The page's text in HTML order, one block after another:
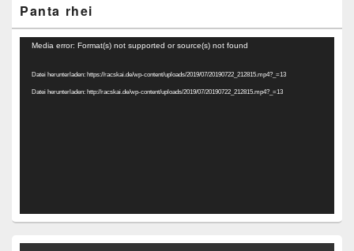
Panta rhei
Video-
Media error: Format(s) not supported or source(s) not found
Datei herunterladen: https://racskai.de/wp-content/uploads/2019/07/20190722_212815.mp4?_=13
Datei herunterladen: http://racskai.de/wp-content/uploads/2019/07/20190722_212815.mp4?_=13